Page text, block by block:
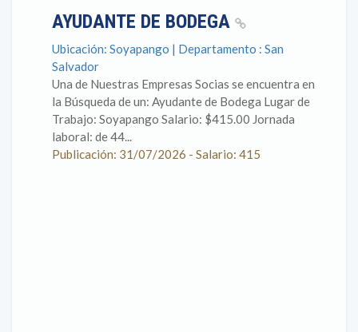
AYUDANTE DE BODEGA
Ubicación: Soyapango | Departamento : San
Salvador
Una de Nuestras Empresas Socias se encuentra en
la Búsqueda de un: Ayudante de Bodega Lugar de
Trabajo: Soyapango Salario: $415.00 Jornada
laboral: de 44...
Publicación: 31/07/2026 - Salario: 415